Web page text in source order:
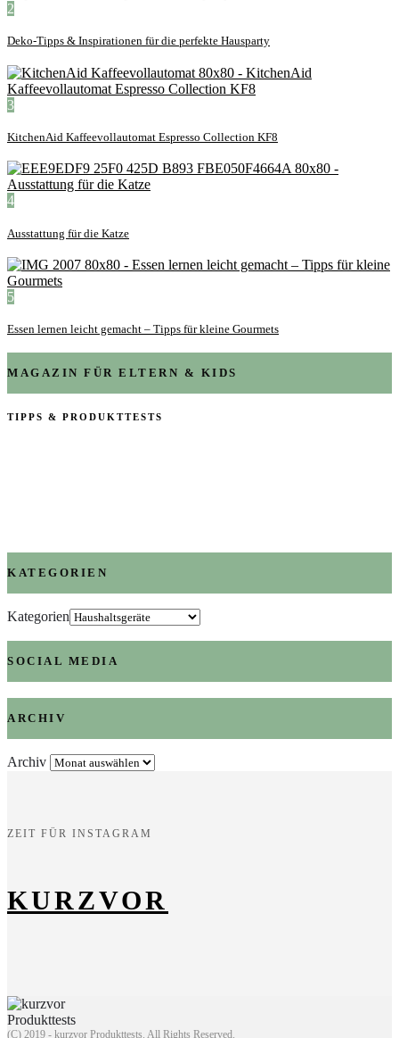
2
Deko-Tipps & Inspirationen für die perfekte Hausparty
3
KitchenAid Kaffeevollautomat Espresso Collection KF8
4
Ausstattung für die Katze
5
Essen lernen leicht gemacht – Tipps für kleine Gourmets
MAGAZIN FÜR ELTERN & KIDS
TIPPS & PRODUKTTESTS
KATEGORIEN
Kategorien
SOCIAL MEDIA
ARCHIV
Archiv
ZEIT FÜR INSTAGRAM
KURZVOR
(C) 2019 - kurzvor Produkttests. All Rights Reserved.